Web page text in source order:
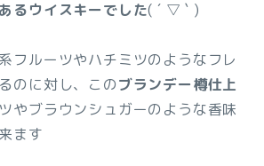
るウイスキーでした( ´ ▽ ` )
フルーツやハチミツのようなフレ
のに対し、このブランデー樽仕上
やブラウンシュガーのような香味
ます